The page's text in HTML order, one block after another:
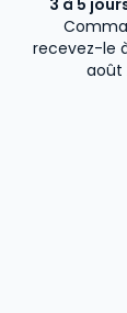
3 à 5
recevez-le
août